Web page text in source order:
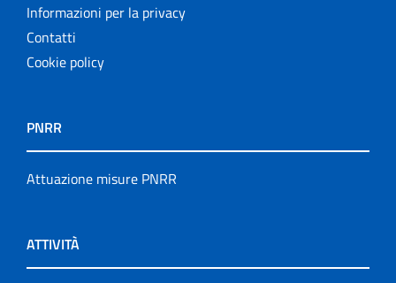
Informazioni per la privacy
Contatti
Cookie policy
PNRR
Attuazione misure PNRR
ATTIVITÀ